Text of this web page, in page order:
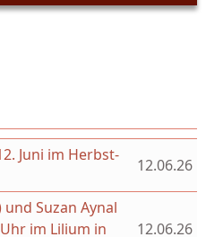
Reiter)
Juni im Herbst-
12.06.26
Suzan Aynal
im Lilium in
12.06.26